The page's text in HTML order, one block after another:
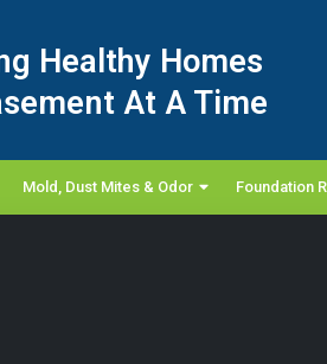
Healthy Homes
At A Time
Mold, Dust Mites & Odor Foundation